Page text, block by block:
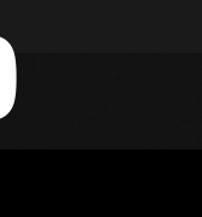
RECORDS